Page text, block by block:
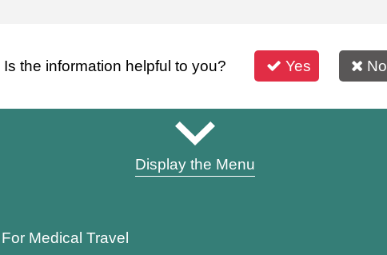
Is the information helpful to you? Yes No
Display the Menu
For Medical Travel